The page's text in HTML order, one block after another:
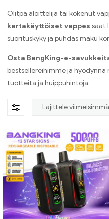
Olitpa aloittelija tai kokenut
kertakäyttöiset vappes saat
suorituskyky ja puhdas maku
Osta BangKing-e-
bestsellereihimme ja
tuotteita ja huippuhintoja.